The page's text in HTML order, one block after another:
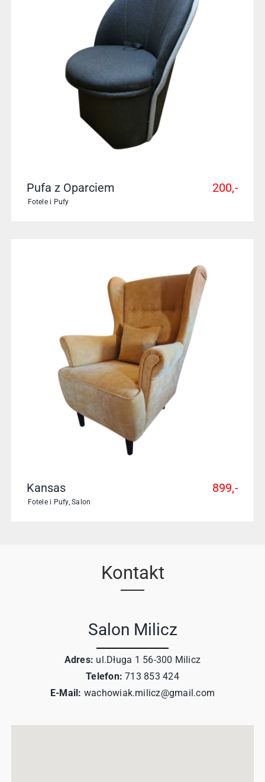
Pufa z Oparciem
Fotele i Pufy
200,-
Kansas
Fotele i Pufy,Salon
899,-
Kontakt
Salon Milicz
Adres: ul.Długa 1 56-300 Milicz
Telefon: 713 853 424
E-Mail: wachowiak.milicz@gmail.com